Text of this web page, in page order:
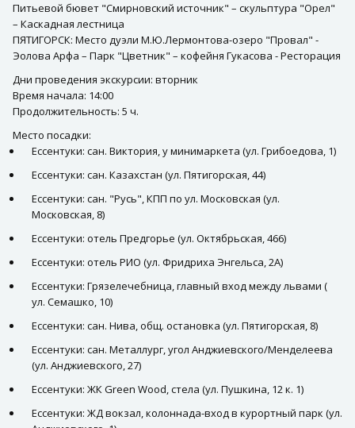
Питьевой бювет "Смирновский источник" – скульптура "Орел"
– Каскадная лестница
ПЯТИГОРСК: Место дуэли М.Ю.Лермонтова-озеро "Провал" -
Эолова Арфа – Парк "Цветник" – кофейня Гукасова - Ресторация
Дни проведения экскурсии: вторник
Время начала: 14:00
Продолжительность: 5 ч.
Место посадки:
Ессентуки: сан. Виктория, у минимаркета (ул. Грибоедова, 1)
Ессентуки: сан. Казахстан (ул. Пятигорская, 44)
Ессентуки: сан. "Русь", КПП по ул. Московская (ул.
Московская, 8)
Ессентуки: отель Предгорье (ул. Октябрьская, 466)
Ессентуки: отель РИО (ул. Фридриха Энгельса, 2А)
Ессентуки: Грязелечебница, главный вход между львами (
ул. Семашко, 10)
Ессентуки: сан. Нива, общ. остановка (ул. Пятигорская, 8)
Ессентуки: сан. Металлург, угол Анджиевского/Менделеева
(ул. Анджиевского, 27)
Ессентуки: ЖК Green Wood, стела (ул. Пушкина, 12 к. 1)
Ессентуки: ЖД вокзал, колоннада-вход в курортный парк (ул.